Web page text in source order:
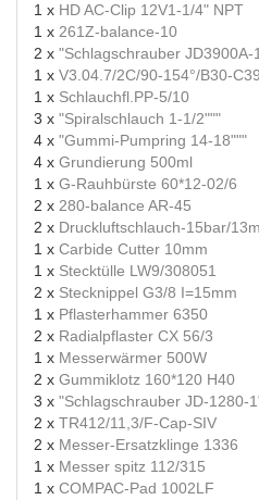
1 x HD AC-Clip 12V1-1/4" NPT
1 x 261Z-balance-10
2 x "Schlagschrauber JD3900A-
1 x V3.04.7/2C/90-154°/B30-
1 x Schlauchfl.PP-5/10
3 x "Spiralschlauch 1-1/2"""
4 x "Gummi-Pumpring 14-18"""
4 x Grundierung 500ml
1 x G-Rauhbürste 60*12-02/6
2 x 280-balance AR-45
2 x Druckluftschlauch-15bar/
1 x Carbide Cutter 10mm
1 x Stecktülle LW9/308051
2 x Stecknippel G3/8 I=15mm
1 x Pflasterhammer 6350
2 x Radialpflaster CX 56/3
1 x Messerwärmer 500W
2 x Gummiklotz 160*120 H40
3 x "Schlagschrauber JD-1280-
2 x TR412/11,3/F-Cap-SIV
2 x Messer-Ersatzklinge 1336
1 x Messer spitz 112/315
1 x COMPAC-Pad 1002LF